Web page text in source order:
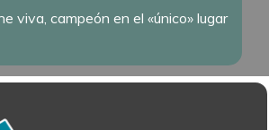
viva, campeón en el «único» lugar